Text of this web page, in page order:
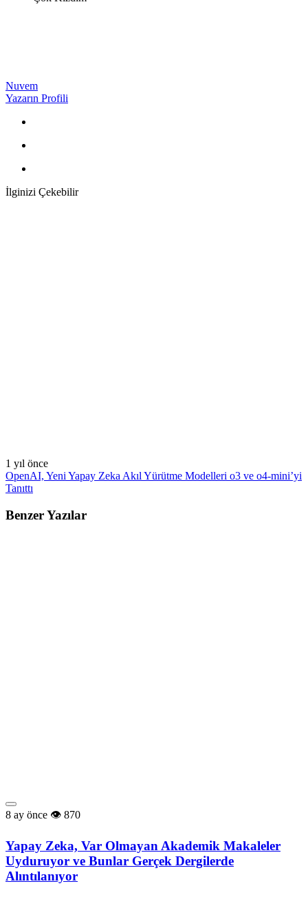
Nuvem
Yazarın Profili
İlginizi Çekebilir
1 yıl önce
OpenAI, Yeni Yapay Zeka Akıl Yürütme Modelleri o3 ve o4-mini’yi
Tanıttı
Benzer Yazılar
8 ay önce 870
Yapay Zeka, Var Olmayan Akademik Makaleler
Uyduruyor ve Bunlar Gerçek Dergilerde
Alıntılanıyor